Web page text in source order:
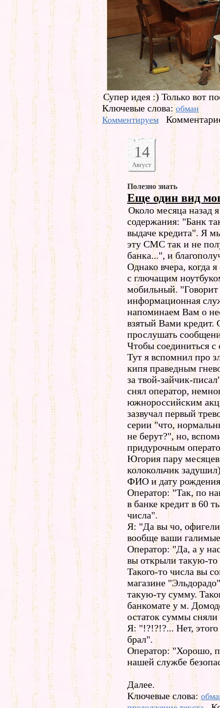
Супер идея :) Только вот
Ключевые слова:обман
Комментируем
14
Август
Полезно знать
Еще один вид
Около месяца назад
содержания: "Банк
выдаче кредита". Я
эту СМС так и не
банка...", и
Однако вчера, когда
с глючащим
мобильный. "Говорит
информационная
напоминаем Вам о
взятый Вами кредит.
прослушать
Чтобы соединиться
Тут я вспомнил про
кипя праведным
за твой-зайчик-
снял оператор,
южнороссийским
зазвучал первый
серии "что,
не берут?", но,
придурочным
Югория пару
колокольчик
ФИО и дату
Оператор: "Так, по
в банке кредит в 60
числа".
Я: "Да вы чо,
вообще ваши
Оператор: "Да, а у
вы открыли такую-то
Такого-то числа вы
магазине
такую-ту сумму.
банкомате у м.
остаток суммы сняли
Я: "!?!?!?... Нет,
брал".
Оператор: "Хорошо,
нашей службе
Далее.
Ключевые слова: